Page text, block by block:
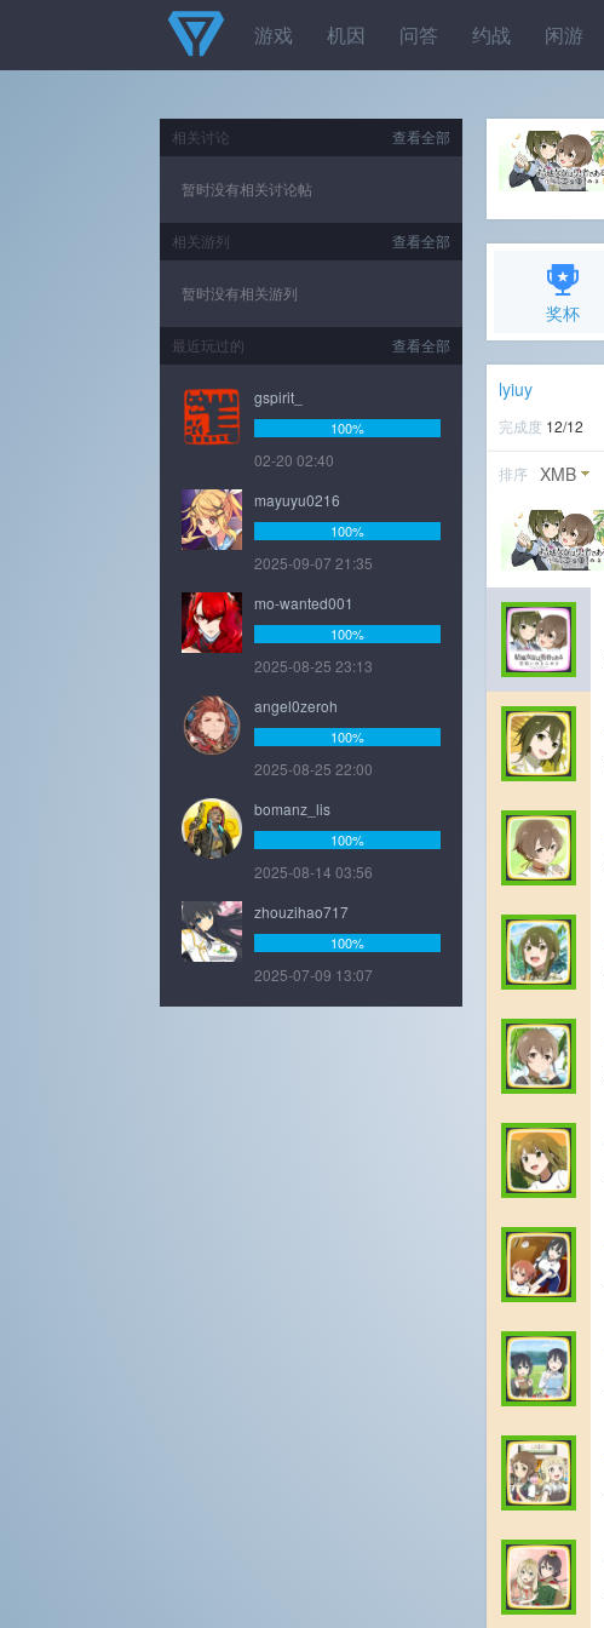
游戏 机因 问答 约战 闲游
奖杯
lyiuy
完成度 12/12
排序 XMB
查看全部
相关讨论
暂时没有相关讨论帖
查看全部
相关游列
暂时没有相关游列
查看全部
最近玩过的
gspirit_
100%
02-20 02:40
mayuyu0216
100%
2025-09-07 21:35
mo-wanted001
100%
2025-08-25 23:13
angel0zeroh
100%
2025-08-25 22:00
bomanz_lis
100%
2025-08-14 03:56
zhouzihao717
100%
2025-07-09 13:07